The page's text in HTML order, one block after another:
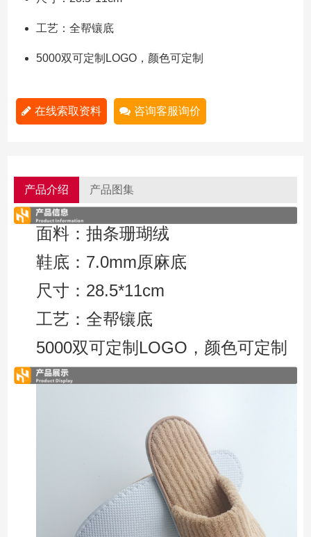
工艺：全帮镶底
5000双可定制LOGO，颜色可定制
在线索取资料 咨询客服询价
产品介绍 产品图集
面料：抽条珊瑚绒
鞋底：7.0mm原麻底
尺寸：28.5*11cm
工艺：全帮镶底
5000双可定制LOGO，颜色可定制